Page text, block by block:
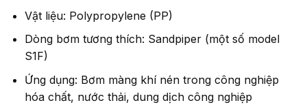
Vật liệu: Polypropylene (PP)
Dòng bơm tương thích: Sandpiper (một số model
S1F)
Ứng dụng: Bơm màng khí nén trong công nghiệp
hóa chất, nước thải, dung dịch công nghiệp